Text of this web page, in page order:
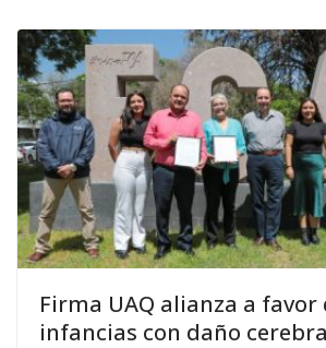
Firma UAQ alianza a favor
infancias con daño